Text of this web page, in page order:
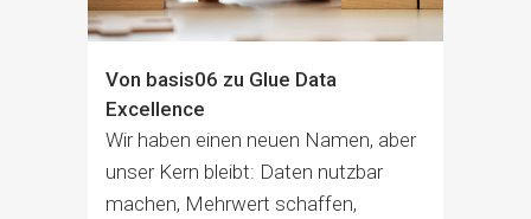
Von basis06 zu Glue Data
Excellence
Wir haben einen neuen Namen, aber
unser Kern bleibt: Daten nutzbar
machen, Mehrwert schaffen,